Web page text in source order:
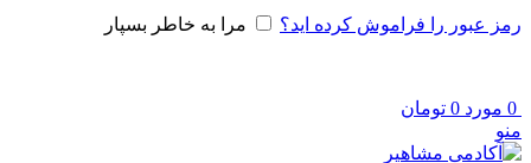
رمز عبور را فراموش کرده اید؟ مرا به خاطر بسپار
0 مورد 0 تومان
منو